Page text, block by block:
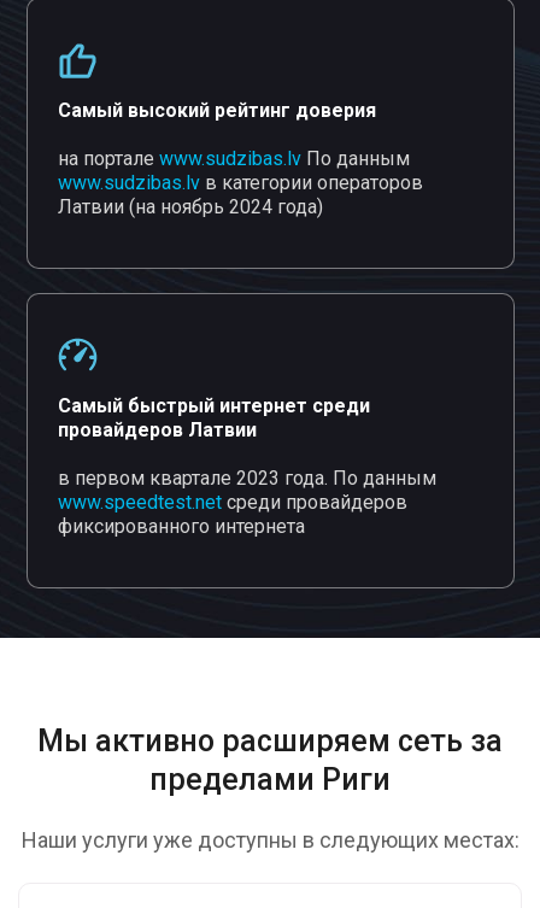
Самый высокий рейтинг доверия
на портале www.sudzibas.lvПо данным
www.sudzibas.lvв категории операторов
Латвии (на ноябрь 2024 года)
Самый быстрый интернет среди
провайдеров Латвии
в первом квартале 2023 года. По данным
www.speedtest.netсреди провайдеров
фиксированного интернета
Мы активно расширяем сеть за
пределами Риги
Наши услуги уже доступны в следующих местах: